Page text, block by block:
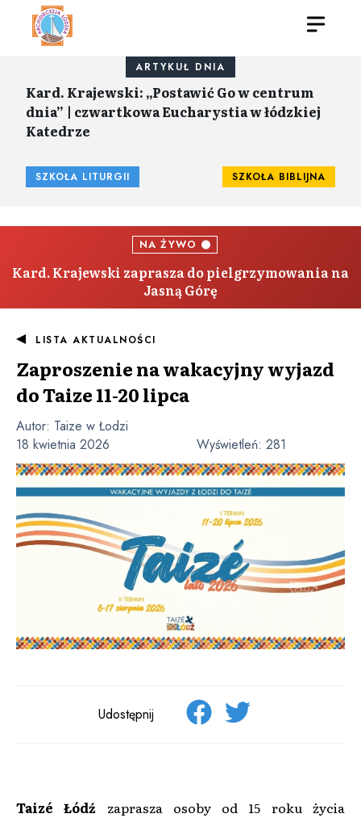
ARTYKUŁ DNIA
Kard. Krajewski: „Postawić Go w centrum
dnia” | czwartkowa Eucharystia w łódzkiej
Katedrze
SZKOŁA LITURGII SZKOŁA BIBLIJNA
NA ŻYWO
Kard. Krajewski zaprasza do pielgrzymowania na
Jasną Górę
LISTA AKTUALNOŚCI
Zaproszenie na wakacyjny wyjazd
do Taize 11-20 lipca
Autor: Taize w Łodzi
18 kwietnia 2026
Wyświetleń: 281
Udostępnij
Taizé Łódź zaprasza osoby od 15 roku życia